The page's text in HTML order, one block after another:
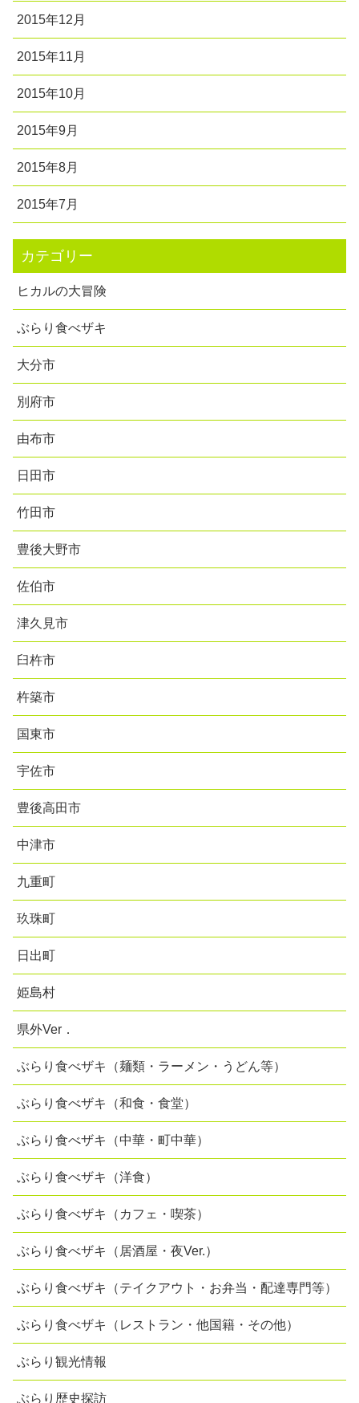
2015年12月
2015年11月
2015年10月
2015年9月
2015年8月
2015年7月
カテゴリー
ヒカルの大冒険
ぶらり食べザキ
大分市
別府市
由布市
日田市
竹田市
豊後大野市
佐伯市
津久見市
臼杵市
杵築市
国東市
宇佐市
豊後高田市
中津市
九重町
玖珠町
日出町
姫島村
県外Ver．
ぶらり食べザキ（麺類・ラーメン・うどん等）
ぶらり食べザキ（和食・食堂）
ぶらり食べザキ（中華・町中華）
ぶらり食べザキ（洋食）
ぶらり食べザキ（カフェ・喫茶）
ぶらり食べザキ（居酒屋・夜Ver.）
ぶらり食べザキ（テイクアウト・お弁当・配達専門等）
ぶらり食べザキ（レストラン・他国籍・その他）
ぶらり観光情報
ぶらり歴史探訪